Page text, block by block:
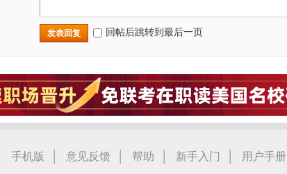
发表回复 回帖后跳转到最后一页
手机版 | 意见反馈 | 帮助 | 新手入门 | 用户手册